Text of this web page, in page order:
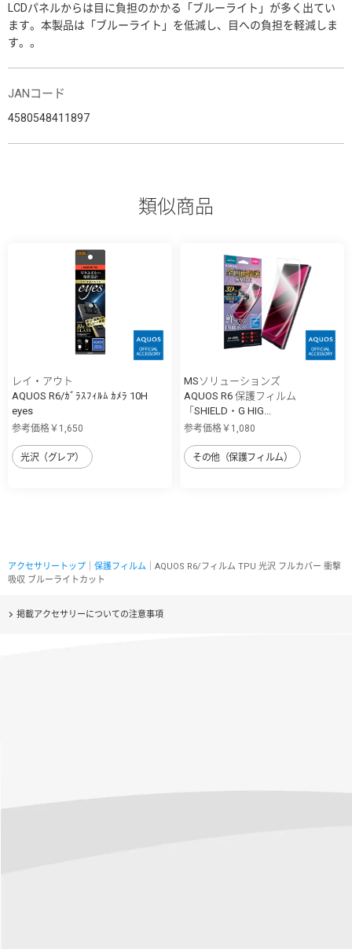
LCDパネルからは目に負担のかかる「ブルーライト」が多く出てい
ます。本製品は「ブルーライト」を低減し、目への負担を軽減しま
す。。
JANコード
4580548411897
類似商品
レイ・アウト
AQUOS R6/ｶﾞﾗｽﾌｨﾙﾑ ｶﾒﾗ 10H
eyes
参考価格￥1,650
光沢（グレア）
MSソリューションズ
AQUOS R6 保護フィルム
「SHIELD・G HIG...
参考価格￥1,080
その他（保護フィルム）
アクセサリートップ 保護フィルム ｜AQUOS R6/フィルム TPU 光沢 フルカバー 衝撃
吸収 ブルーライトカット
掲載アクセサリーについての注意事項